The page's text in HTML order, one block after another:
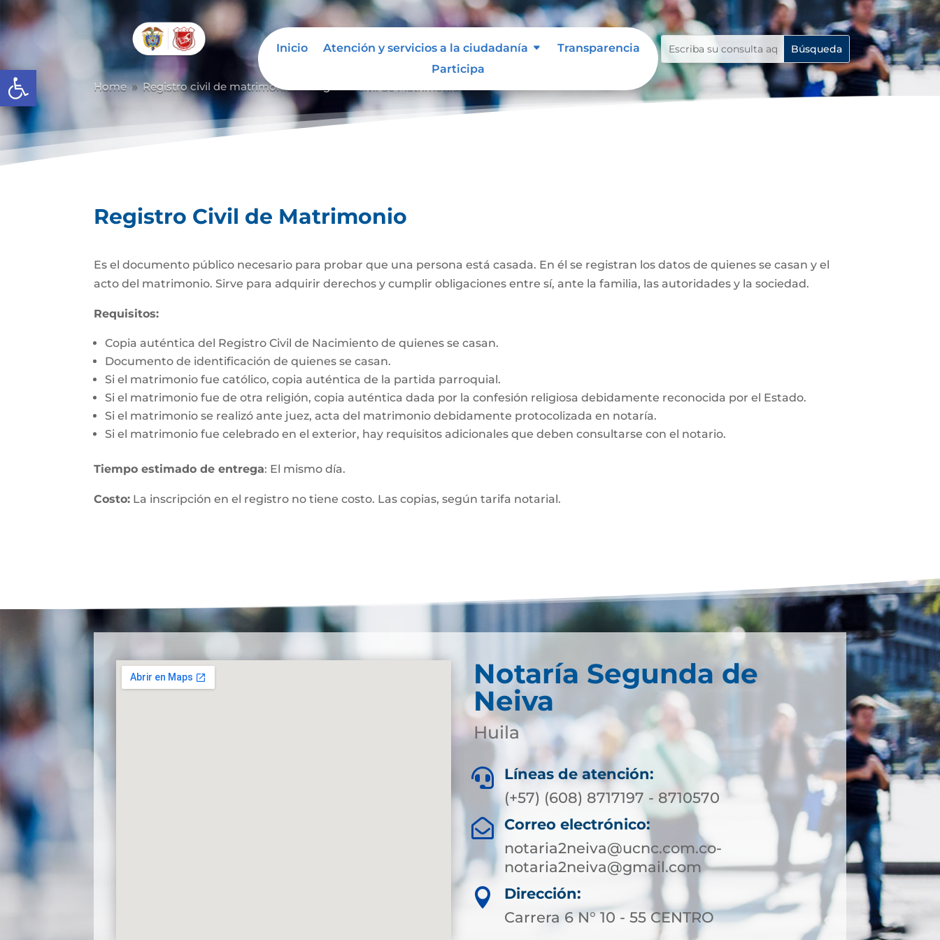
Abrir barra de herramientas
Inicio Atención y servicios a la ciudadanía
Transparencia
Participa
Home 9 Registro civil de matrimonio
Registro Civil de Matrimonio
Es el documento público necesario para probar que una persona está casada. En él se registran los datos de quienes se casan y el
acto del matrimonio. Sirve para adquirir derechos y cumplir obligaciones entre sí, ante la familia, las autoridades y la sociedad.
Requisitos:
Copia auténtica del Registro Civil de Nacimiento de quienes se casan.
Documento de identificación de quienes se casan.
Si el matrimonio fue católico, copia auténtica de la partida parroquial.
Si el matrimonio fue de otra religión, copia auténtica dada por la confesión religiosa debidamente reconocida por el Estado.
Si el matrimonio se realizó ante juez, acta del matrimonio debidamente protocolizada en notaría.
Si el matrimonio fue celebrado en el exterior, hay requisitos adicionales que deben consultarse con el notario.
Tiempo estimado de entrega: El mismo día.
Costo: La inscripción en el registro no tiene costo. Las copias, según tarifa notarial.
Notaría Segunda de
Neiva
Huila

Líneas de atención:
(+57) (608) 8717197 - 8710570

Correo electrónico:
notaria2neiva@ucnc.com.co-
notaria2neiva@gmail.com

Dirección:
Carrera 6 N° 10 - 55 CENTRO